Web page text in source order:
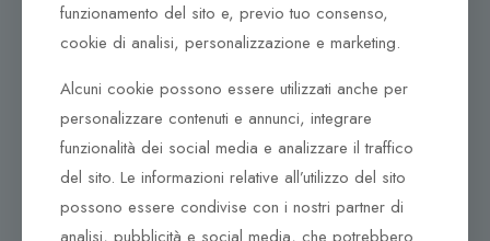
Dove ci puoi trovare
Tel. +39 0932 683156
97100 Ragusa RG
Corso Vittorio Emanuele 79/A
Tel. +39 0933 942394
95042 Grammichele CT
funzionamento del sito e, previo tuo consenso,
cookie di analisi, personalizzazione e marketing.
Alcuni cookie possono essere utilizzati anche per
personalizzare contenuti e annunci, integrare
funzionalità dei social media e analizzare il traffico
del sito. Le informazioni relative all’utilizzo del sito
possono essere condivise con i nostri partner di